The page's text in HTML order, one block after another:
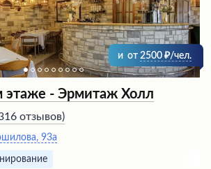
может стать прохлада в
но это с лихвой
атмосферой гостеприимства.
и от 2500 /чел.
этаже - Эрмитаж Холл
отзывов)
93а